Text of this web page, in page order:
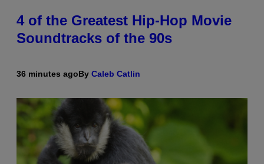
4 of the Greatest Hip-Hop Movie
Soundtracks of the 90s
36 minutes agoBy Caleb Catlin